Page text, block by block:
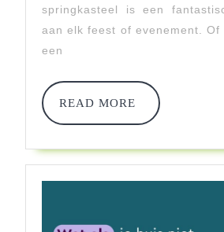
Voor
Elk
springkasteel is een
aan elk feest of evenement. Of
een
READ MORE
READ
MORE